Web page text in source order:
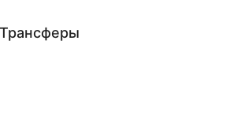
Трансферы